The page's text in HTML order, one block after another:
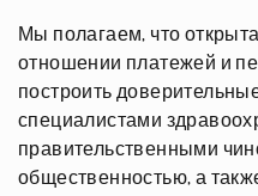
Мы полагаем, что
отношении платежей и
построить
специалистами
правительственными
общественностью, а